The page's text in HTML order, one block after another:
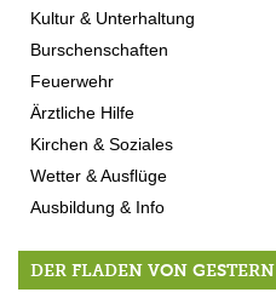
Kultur & Unterhaltung
Burschenschaften
Feuerwehr
Ärztliche Hilfe
Kirchen & Soziales
Wetter & Ausflüge
Ausbildung & Info
DER FLADEN VON GESTERN